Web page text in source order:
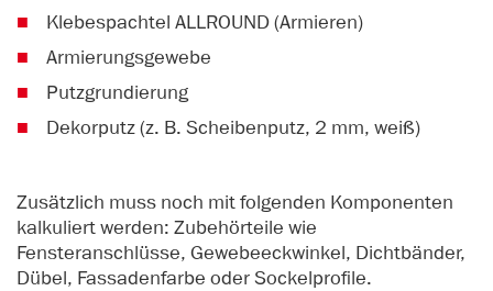
Klebespachtel ALLROUND (Armieren)
Armierungsgewebe
Putzgrundierung
Dekorputz (z. B. Scheibenputz, 2 mm, weiß)
Zusätzlich muss noch mit folgenden Komponenten
kalkuliert werden: Zubehörteile wie
Fensteranschlüsse, Gewebeeckwinkel, Dichtbänder,
Dübel, Fassadenfarbe oder Sockelprofile.